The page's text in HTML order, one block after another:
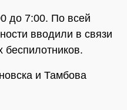
до 7:00. По всей
вводили в связи
беспилотников.
и Тамбова